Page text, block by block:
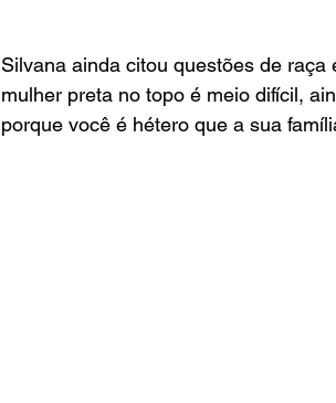
Silvana ainda citou questões de raça
mulher preta no topo é meio difícil,
porque você é hétero que a sua